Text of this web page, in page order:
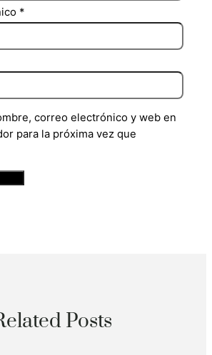
*
correo electrónico y web en
para la próxima vez que
Posts